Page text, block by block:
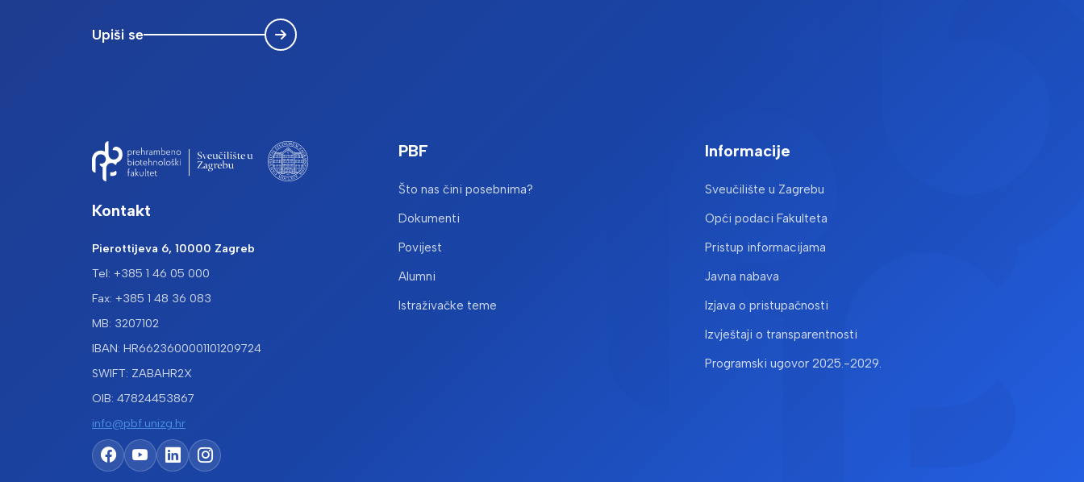
Upiši se
Kontakt
Pierottijeva 6, 10000 Zagreb
Tel: +385 1 46 05 000
Fax: +385 1 48 36 083
MB: 3207102
IBAN: HR6623600001101209724
SWIFT: ZABAHR2X
OIB: 47824453867
info@pbf.unizg.hr
PBF
Što nas čini posebnima?
Dokumenti
Povijest
Alumni
Istraživačke teme
Informacije
Sveučilište u Zagrebu
Opći podaci Fakulteta
Pristup informacijama
Javna nabava
Izjava o pristupačnosti
Izvještaji o transparentnosti
Programski ugovor 2025.-2029.